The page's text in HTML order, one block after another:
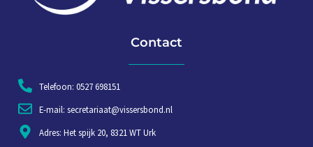
Contact
Telefoon: 0527 698151
E-mail: secretariaat@vissersbond.nl
Adres: Het spijk 20, 8321 WT Urk